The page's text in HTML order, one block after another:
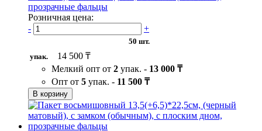
прозрачные фальцы
Розничная цена:
-
+
50 шт.
упак.
14 500 ₸
Мелкий опт от 2 упак. - 13 000 ₸
Опт от 5 упак. - 11 500 ₸
В корзину